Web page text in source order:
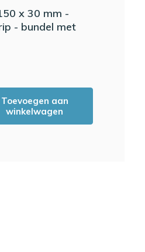
x 30 mm -
- bundel met
Toevoegen aan
winkelwagen